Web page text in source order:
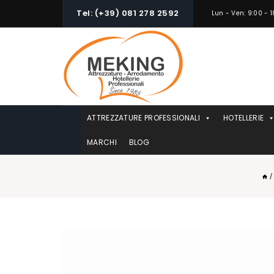
Tel: (+39) 081 278 2592 Lun - Ven: 9:00 -
ATTREZZATURE PROFESSIONALI HOTELLERIE
MARCHI BLOG
/